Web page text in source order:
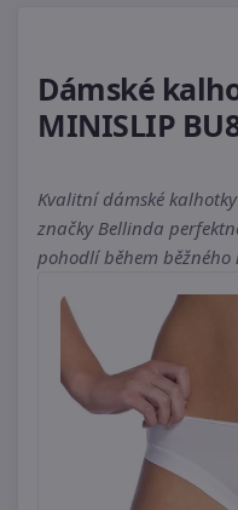
Dámské
MINISLIP
Kvalitní dámské
značky Bellinda
pohodlí během běžného